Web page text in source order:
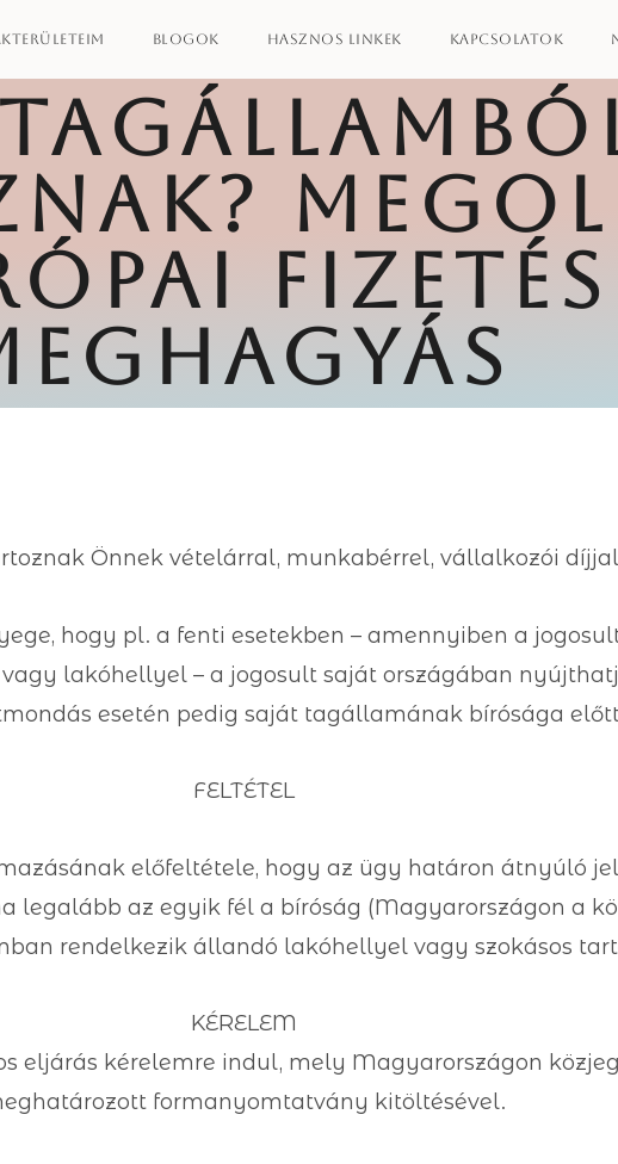
Blogok Hasznos linkek Kapcsolatok
Önnek vételárral, munkabérrel, vállalkozói
hogy pl. a fenti esetekben – amennyiben a
lakóhellyel – a jogosult saját országában
esetén pedig saját tagállamának bírósága
FELTÉTEL
előfeltétele, hogy az ügy határon átnyúló
legalább az egyik fél a bíróság (Magyarországon a
rendelkezik állandó lakóhellyel vagy szokásos
KÉRELEM
eljárás kérelemre indul, mely Magyarországon
formanyomtatvány kitöltésével.